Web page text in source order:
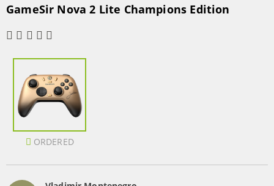
GameSir Nova 2 Lite Champions Edition
ORDERED